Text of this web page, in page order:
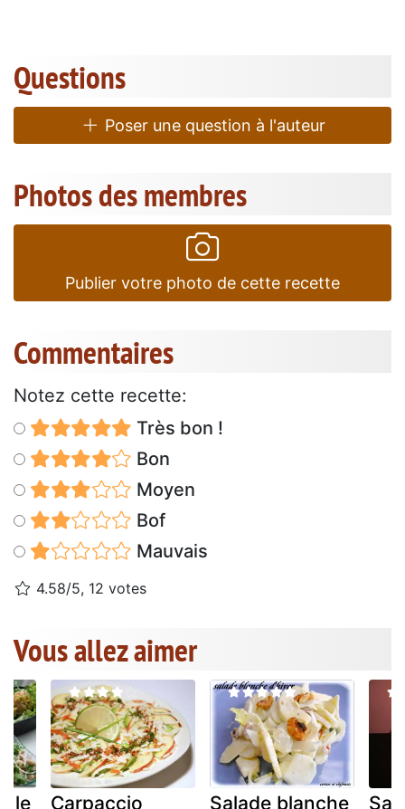
Questions
Poser une question à l'auteur
Photos des membres
Publier votre photo de cette recette
Commentaires
Notez cette recette:
Très bon !
Bon
Moyen
Bof
Mauvais
4.58/5, 12 votes
Vous allez aimer
le Carpaccio Salade blanche